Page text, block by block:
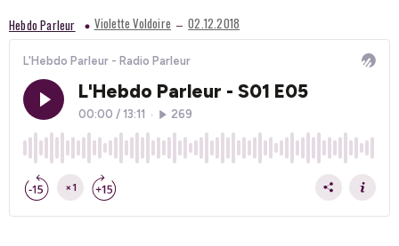
Hebdo Parleur Violette Voldoire – 02.12.2018